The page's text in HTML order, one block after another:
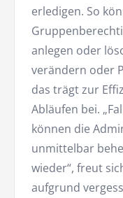
erledigen. So
anlegen oder
verändern oder
das trägt zur
Abläufen bei.
können die
unmittelbar
wieder“, freut
aufgrund